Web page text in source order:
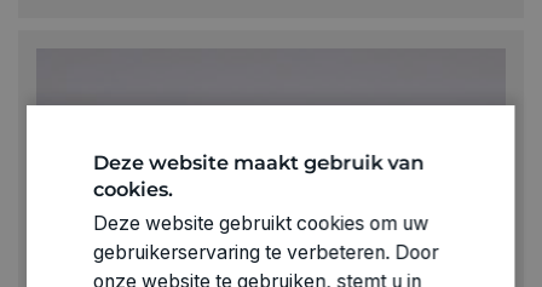
Deze website maakt gebruik van
cookies.
Deze website gebruikt cookies om uw
gebruikerservaring te verbeteren. Door
onze website te gebruiken, stemt u in